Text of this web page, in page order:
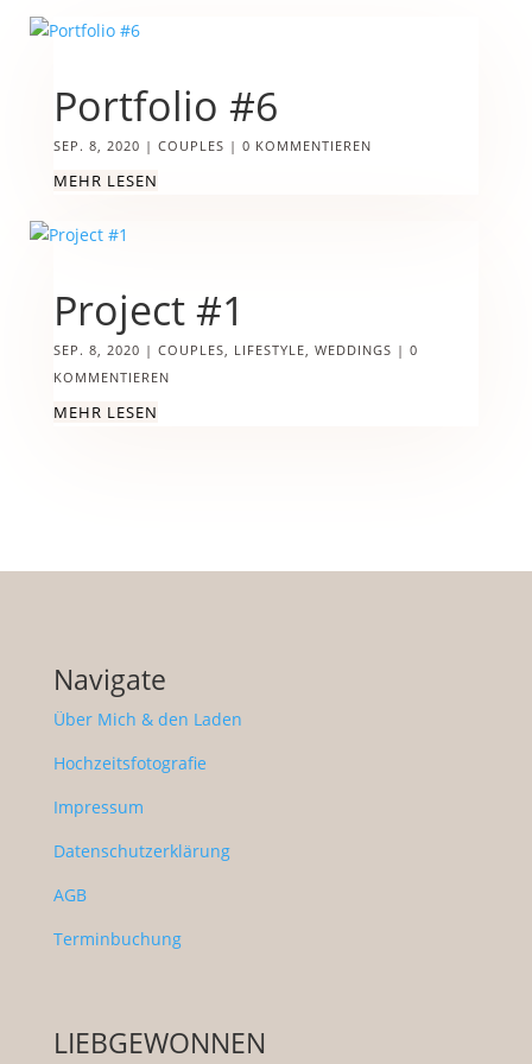
Portfolio #6
SEP. 8, 2020 | COUPLES | 0 KOMMENTIEREN
MEHR LESEN
Project #1
SEP. 8, 2020 | COUPLES, LIFESTYLE, WEDDINGS | 0
KOMMENTIEREN
MEHR LESEN
Navigate
Über Mich & den Laden
Hochzeitsfotografie
Impressum
Datenschutzerklärung
AGB
Terminbuchung
LIEBGEWONNEN